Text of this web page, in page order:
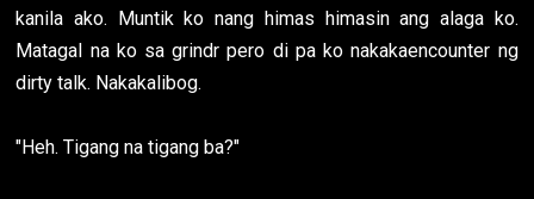
kanila ako. Muntik ko nang himas himasin ang alaga ko.
Matagal na ko sa grindr pero di pa ko nakakaencounter ng
dirty talk. Nakakalibog.
"Heh. Tigang na tigang ba?"